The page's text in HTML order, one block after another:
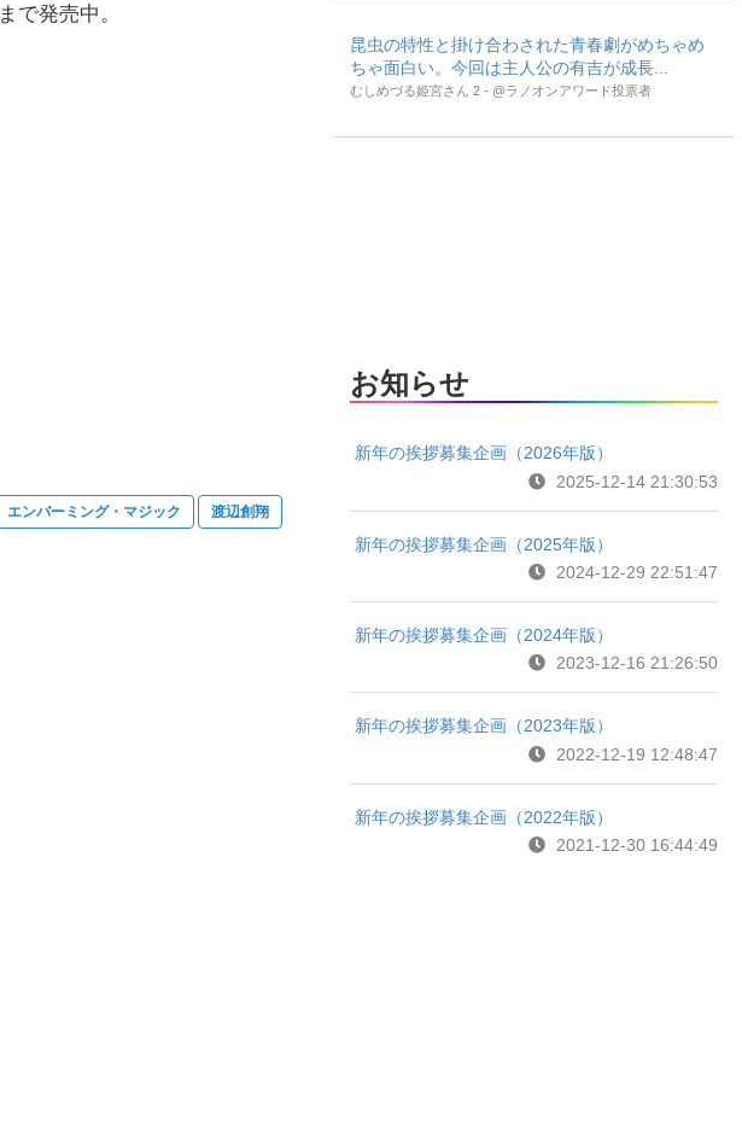
で発売中。
エンバーミング・マジック 渡辺創翔
昆虫の特性と掛け合わされた青春劇がめちゃめ
ちゃ面白い。今回は主人公の有吉が成長...
むしめづる姫宮さん 2 - @ラノオンアワード投票者
お知らせ
新年の挨拶募集企画（2026年版）
2025-12-14 21:30:53
新年の挨拶募集企画（2025年版）
2024-12-29 22:51:47
新年の挨拶募集企画（2024年版）
2023-12-16 21:26:50
新年の挨拶募集企画（2023年版）
2022-12-19 12:48:47
新年の挨拶募集企画（2022年版）
2021-12-30 16:44:49